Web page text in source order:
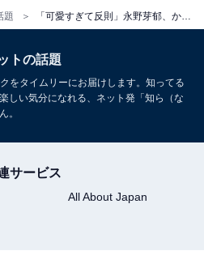
題
トの話題
をタイムリーにお届けします。知ってる
しい気分になれる、ネット発「知ら（な
。
サービス
All About Japan